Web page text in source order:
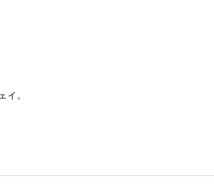
イ。